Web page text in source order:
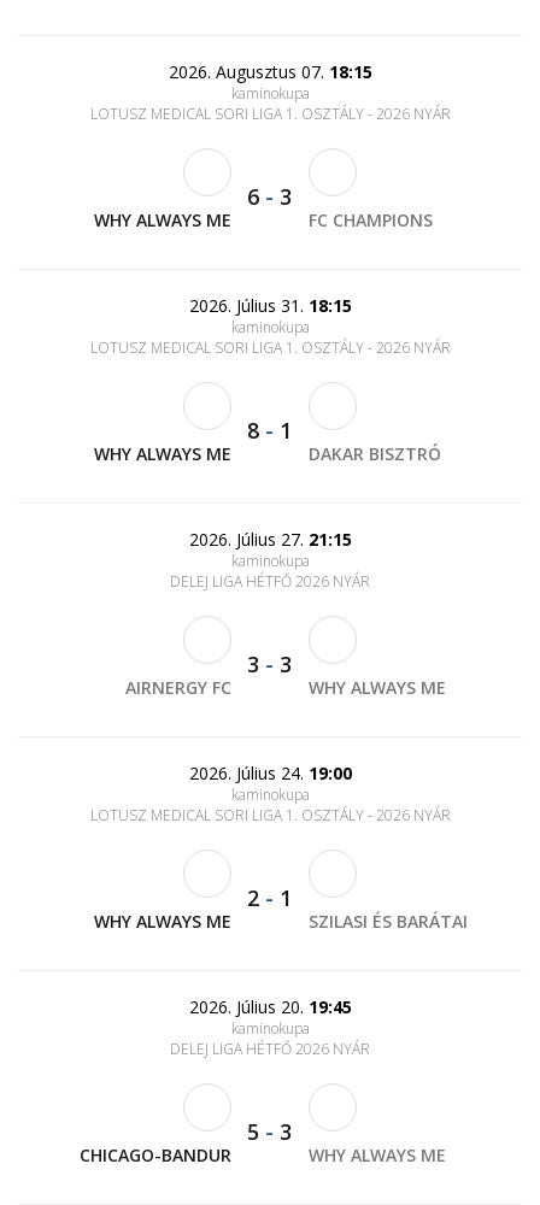
2026. Augusztus 07. 18:15
kaminokupa
LOTUSZ MEDICAL SORI LIGA 1. OSZTÁLY - 2026 NYÁR
WHY ALWAYS ME
6 - 3
FC CHAMPIONS
2026. Július 31. 18:15
kaminokupa
LOTUSZ MEDICAL SORI LIGA 1. OSZTÁLY - 2026 NYÁR
WHY ALWAYS ME
8 - 1
DAKAR BISZTRÓ
2026. Július 27. 21:15
kaminokupa
DELEJ LIGA HÉTFŐ 2026 NYÁR
AIRNERGY FC
3 - 3
WHY ALWAYS ME
2026. Július 24. 19:00
kaminokupa
LOTUSZ MEDICAL SORI LIGA 1. OSZTÁLY - 2026 NYÁR
WHY ALWAYS ME
2 - 1
SZILASI ÉS BARÁTAI
2026. Július 20. 19:45
kaminokupa
DELEJ LIGA HÉTFŐ 2026 NYÁR
CHICAGO-BANDUR
5 - 3
WHY ALWAYS ME